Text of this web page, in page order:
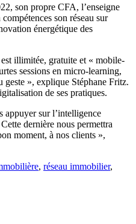
son propre CFA, l’enseigne
son réseau sur
énergétique des
illimitée, gratuite et « mobile-
sessions en micro-learning,
geste », explique Stéphane Fritz.
de ses pratiques.
appuyer sur l’intelligence
dernière nous permettra
moment, à nos clients »,
, réseau immobilier,